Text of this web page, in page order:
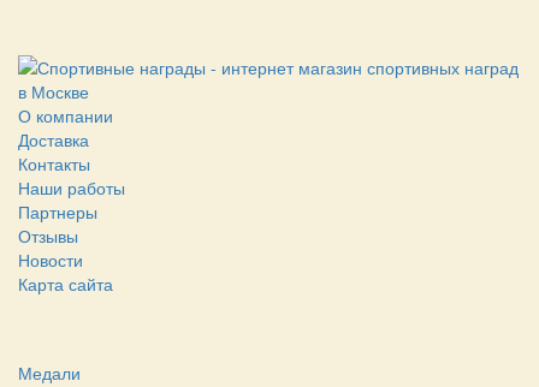
О компании
Доставка
Контакты
Наши работы
Партнеры
Отзывы
Новости
Карта сайта
Медали